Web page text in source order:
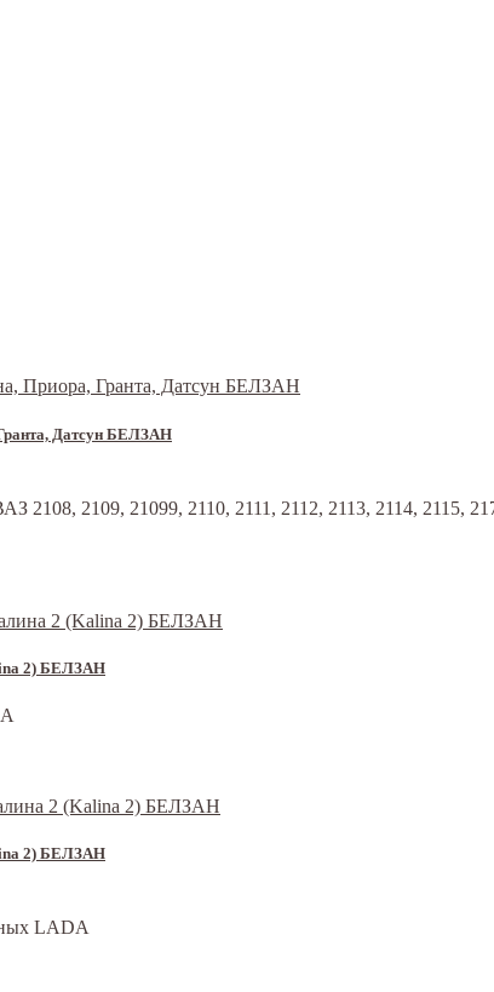
Гранта, Датсун БЕЛЗАН
2108, 2109, 21099, 2110, 2111, 2112, 2113, 2114, 2115,
2) БЕЛЗАН
2) БЕЛЗАН
LADA